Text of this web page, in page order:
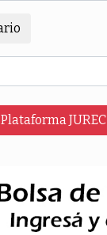
Plataforma JUREC